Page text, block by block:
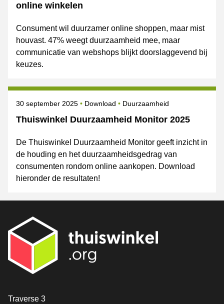
online winkelen
Consument wil duurzamer online shoppen, maar mist
houvast. 47% weegt duurzaamheid mee, maar
communicatie van webshops blijkt doorslaggevend bij
keuzes.
Thuiswinkel Duurzaamheid Monitor 2025
Gepubliceerd op
30 september 2025 Download Onderwerpen
Duurzaamheid
De Thuiswinkel Duurzaamheid Monitor geeft inzicht in
de houding en het duurzaamheidsgedrag van
consumenten rondom online aankopen. Download
hieronder de resultaten!
Contact
Traverse 3